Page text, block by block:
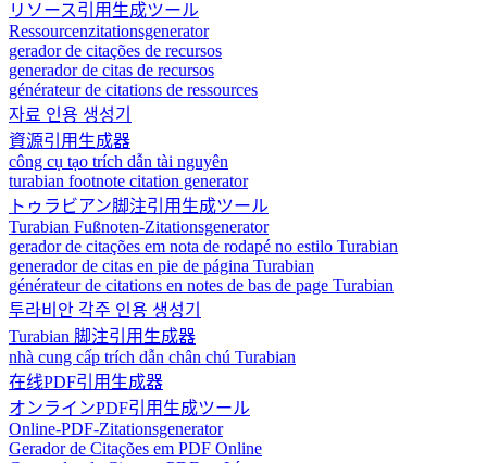
リソース引用生成ツール
Ressourcenzitationsgenerator
gerador de citações de recursos
generador de citas de recursos
générateur de citations de ressources
자료 인용 생성기
資源引用生成器
công cụ tạo trích dẫn tài nguyên
turabian footnote citation generator
トゥラビアン脚注引用生成ツール
Turabian Fußnoten-Zitationsgenerator
gerador de citações em nota de rodapé no estilo Turabian
generador de citas en pie de página Turabian
générateur de citations en notes de bas de page Turabian
투라비안 각주 인용 생성기
Turabian 脚注引用生成器
nhà cung cấp trích dẫn chân chú Turabian
在线PDF引用生成器
オンラインPDF引用生成ツール
Online-PDF-Zitationsgenerator
Gerador de Citações em PDF Online